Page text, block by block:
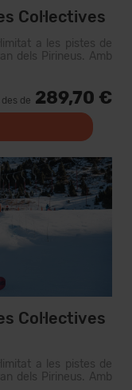
Col·lectives
a les pistes de
dels Pirineus. Amb
des de 289,70 €
Col·lectives
a les pistes de
dels Pirineus. Amb